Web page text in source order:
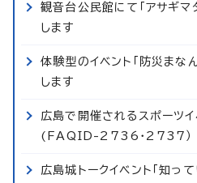
観音台公民館にて「アサギマ
します
体験型のイベント「防災ま
します
広島で開催されるスポーツイ
(FAQID-2736・2737）
広島城トークイベント「知っ